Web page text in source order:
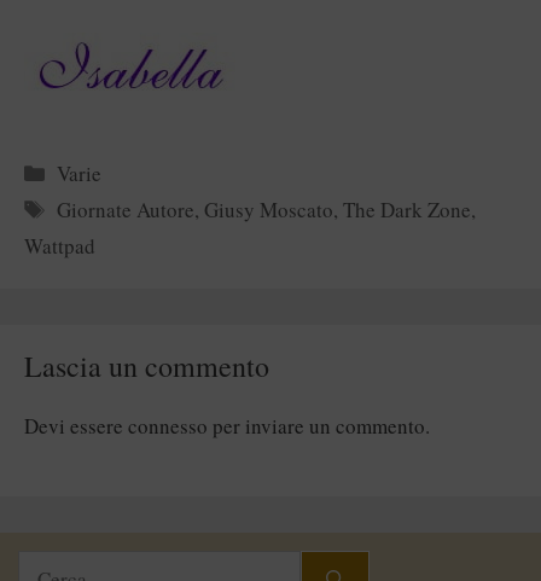
Categorie
Varie
Tag
Giornate Autore, Giusy Moscato,The Dark Zone,
Wattpad
Lascia un commento
Devi essere connesso per inviare un commento.
Ricerca